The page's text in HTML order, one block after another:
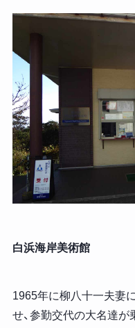
白浜海岸美術館
1965年に柳八十一夫妻
せ、参勤交代の大名達